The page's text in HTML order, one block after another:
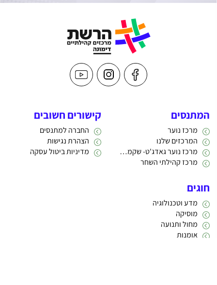
המתנסים
מרכז נוער
המרכזים שלנו
מרכז נוער גאדג'ט- שקמה 22
מרכז קהילתי השחר
קישורים חשובים
החברה למתנסים
הצהרת נגישות
מדיניות ביטול עסקה
חוגים
מדע וטכנולוגיה
מוסיקה
מחול ותנועה
אומנות